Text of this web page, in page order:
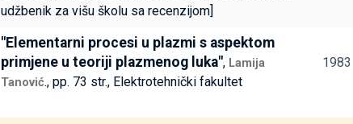
udžbenik za višu školu sa recenzijom]
"Elementarni procesi u plazmi s aspektom
primjene u teoriji plazmenog luka", Lamija
Tanović., pp. 73 str., Elektrotehnički fakultet
1983